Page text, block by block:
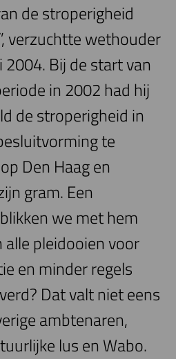
de stroperigheid
verzuchtte wethouder
2004. Bij de start van
in 2002 had hij
de stroperigheid in
te
Den Haag en
gram. Een
we met hem
pleidooien voor
en minder regels
Dat valt niet eens
ambtenaren,
lus en Wabo.